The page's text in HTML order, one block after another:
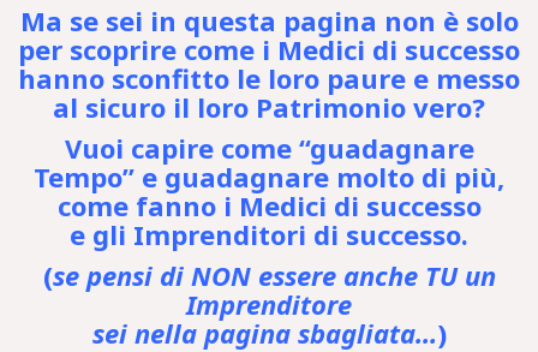
Ma se sei in questa pagina non è solo
per scoprire come i Medici di successo
hanno sconfitto le loro paure e messo
al sicuro il loro Patrimonio vero?
Vuoi capire come “guadagnare
Tempo” e guadagnare molto di più,
come fanno i Medici di successo
e gli Imprenditori di successo.
(se pensi di NON essere anche TU un
Imprenditore
sei nella pagina sbagliata…)